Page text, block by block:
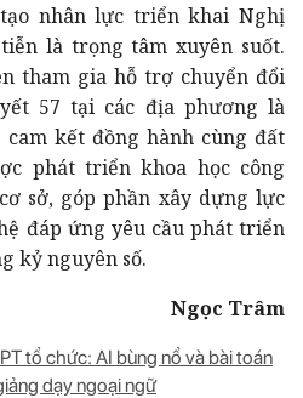
nhân lực triển khai Nghị
là trọng tâm xuyên suốt.
tham gia hỗ trợ chuyển đổi
57 tại các địa phương là
kết đồng hành cùng đất
phát triển khoa học công
sở, góp phần xây dựng lực
đáp ứng yêu cầu phát triển
kỷ nguyên số.
Ngọc Trâm
tổ chức: AI bùng nổ và bài toán
dạy ngoại ngữ